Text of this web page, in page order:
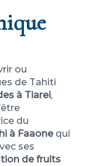
ou
de Tahiti
à Tiarei,
du
à Faaonequi
ses
de fruits